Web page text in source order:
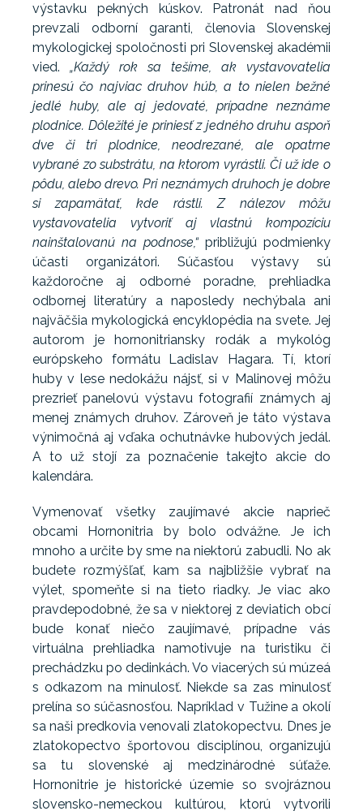
výstavku pekných kúskov. Patronát nad ňou
prevzali odborní garanti, členovia Slovenskej
mykologickej spoločnosti pri Slovenskej akadémii
vied. „Každý rok sa tešíme, ak vystavovatelia
prinesú čo najviac druhov húb, a to nielen bežné
jedlé huby, ale aj jedovaté, prípadne neznáme
plodnice. Dôležité je priniesť z jedného druhu aspoň
dve či tri plodnice, neodrezané, ale opatrne
vybrané zo substrátu, na ktorom vyrástli. Či už ide o
pôdu, alebo drevo. Pri neznámych druhoch je dobre
si zapamätať, kde rástli. Z nálezov môžu
vystavovatelia vytvoriť aj vlastnú kompozíciu
nainštalovanú na podnose,“ približujú podmienky
účasti organizátori. Súčasťou výstavy sú
každoročne aj odborné poradne, prehliadka
odbornej literatúry a naposledy nechýbala ani
najväčšia mykologická encyklopédia na svete. Jej
autorom je hornonitriansky rodák a mykológ
európskeho formátu Ladislav Hagara. Tí, ktorí
huby v lese nedokážu nájsť, si v Malinovej môžu
prezrieť panelovú výstavu fotografií známych aj
menej známych druhov. Zároveň je táto výstava
výnimočná aj vďaka ochutnávke hubových jedál.
A to už stojí za poznačenie takejto akcie do
kalendára.
Vymenovať všetky zaujímavé akcie naprieč
obcami Hornonitria by bolo odvážne. Je ich
mnoho a určite by sme na niektorú zabudli. No ak
budete rozmýšľať, kam sa najbližšie vybrať na
výlet, spomeňte si na tieto riadky. Je viac ako
pravdepodobné, že sa v niektorej z deviatich obcí
bude konať niečo zaujímavé, prípadne vás
virtuálna prehliadka namotivuje na turistiku či
prechádzku po dedinkách. Vo viacerých sú múzeá
s odkazom na minulosť. Niekde sa zas minulosť
prelína so súčasnosťou. Napríklad v Tužine a okolí
sa naši predkovia venovali zlatokopectvu. Dnes je
zlatokopectvo športovou disciplínou, organizujú
sa tu slovenské aj medzinárodné súťaže.
Hornonitrie je historické územie so svojráznou
slovensko-nemeckou kultúrou, ktorú vytvorili